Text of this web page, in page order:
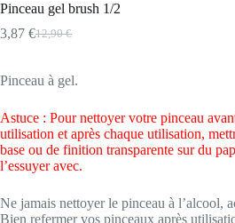
Pinceau gel brush 1/2
12,90€
Le
initial
était :
3,87 €Le
actuel
est :
Pinceau à gel.
Astuce : Pour nettoyer votre pinceau
utilisation et après chaque utilisation,
base ou de finition transparente sur du
l’essuyer avec.
Ne jamais nettoyer le pinceau à l’alcool,
Bien refermer vos pinceaux après